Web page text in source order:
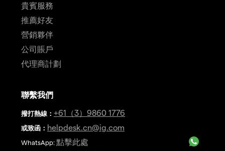
貴賓服務
推薦好友
營銷夥伴
公司賬戶
代理商計劃
聯繫我們
撥打熱線 ： +61（3）9860 1776
或致函： helpdesk.cn@ig.com
WhatsApp: 點擊此處